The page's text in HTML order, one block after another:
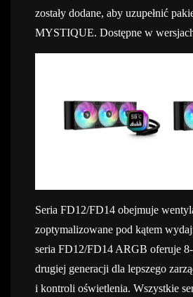
zostały dodane, aby uzupełnić
MYSTIQUE. Dostępne w
Seria FD12/FD14 obejmuje
zoptymalizowane pod kątem
seria FD12/FD14 ARGB oferuje
drugiej generacji dla lepszego
i kontroli oświetlenia. Wszystkie